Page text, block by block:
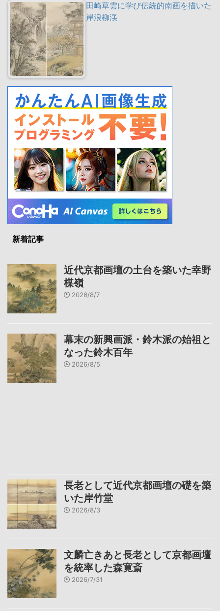
田崎草雲に学び伝統的南画を描いた
岸浪柳渓
新着記事
近代京都画壇の土台を築いた幸野
楳嶺
2026/8/7
幕末の新興画派・鈴木派の始祖と
なった鈴木百年
2026/8/5
長老として近代京都画壇の礎を築
いた岸竹堂
2026/8/3
文麟亡きあと長老として京都画壇
を統率した森寛斎
2026/7/31